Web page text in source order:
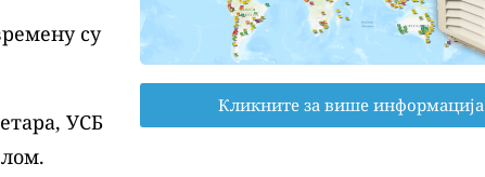
су
УСБ
Кликните за више информација